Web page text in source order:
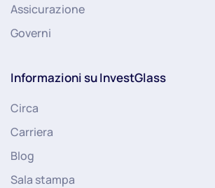
Assicurazione
Governi
Informazioni su InvestGlass
Circa
Carriera
Blog
Sala stampa